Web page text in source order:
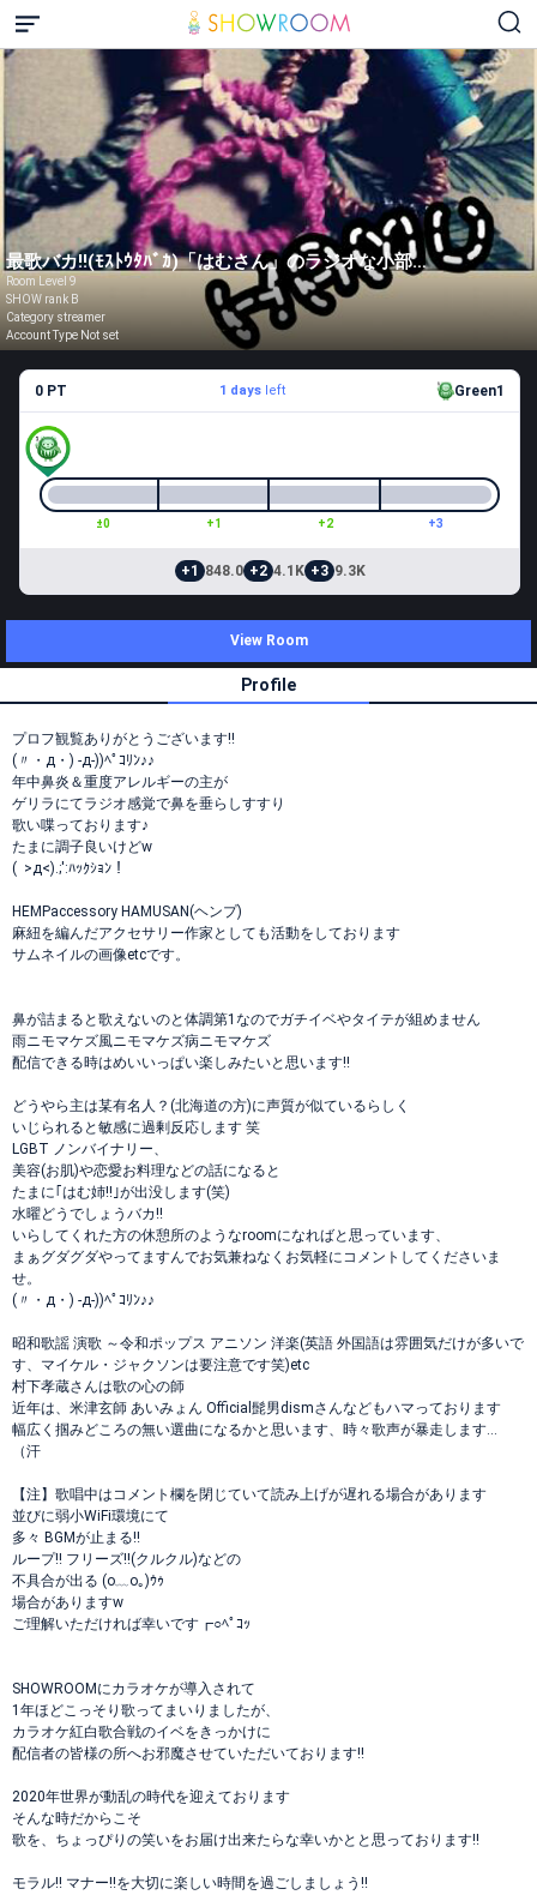
最歌バカ!!(ﾓｽﾄｳﾀﾊﾞｶ)「はむさん」のラジオな小部屋
Room Level 9
SHOW rank B
Category streamer
Account Type Not set
0 PT 1 daysleft Green1
±0 +1 +2 +3
+1 848.0 +2 4.1K +3 9.3K
View Room
Profile
プロフ観覧ありがとうございます!!
(〃・д・) -д-))ﾍﾟｺﾘﾝ♪♪
年中鼻炎＆重度アレルギーの主が
ゲリラにてラジオ感覚で鼻を垂らしすすり
歌い喋っております♪
たまに調子良いけどw
( >д<).;':ﾊｯｸｼｮﾝ！
HEMPaccessory HAMUSAN(ヘンプ)
麻紐を編んだアクセサリー作家としても活動をしております
サムネイルの画像etcです。
鼻が詰まると歌えないのと体調第1なのでガチイベやタイテが組めません
雨ニモマケズ風ニモマケズ病ニモマケズ
配信できる時はめいいっぱい楽しみたいと思います!!
どうやら主は某有名人？(北海道の方)に声質が似ているらしく
いじられると敏感に過剰反応します 笑
LGBT ノンバイナリー、
美容(お肌)や恋愛お料理などの話になると
たまに｢はむ姉!!｣が出没します(笑)
水曜どうでしょうバカ!!
いらしてくれた方の休憩所のようなroomになればと思っています、
まぁグダグダやってますんでお気兼ねなくお気軽にコメントしてくださいま
せ。
(〃・д・) -д-))ﾍﾟｺﾘﾝ♪♪
昭和歌謡 演歌 ～令和ポップス アニソン 洋楽(英語 外国語は雰囲気だけが多いで
す、マイケル・ジャクソンは要注意です笑)etc
村下孝蔵さんは歌の心の師
近年は、米津玄師 あいみょん Official髭男dismさんなどもハマっております
幅広く掴みどころの無い選曲になるかと思います、時々歌声が暴走します…
（汗
【注】歌唱中はコメント欄を閉じていて読み上げが遅れる場合があります
並びに弱小WiFi環境にて
多々 BGMが止まる!!
ループ!! フリーズ!!(クルクル)などの
不具合が出る (o﹏o｡)ｳｩ
場合がありますw
ご理解いただければ幸いです┏○ﾍﾟｺｯ
SHOWROOMにカラオケが導入されて
1年ほどこっそり歌ってまいりましたが、
カラオケ紅白歌合戦のイベをきっかけに
配信者の皆様の所へお邪魔させていただいております!!
2020年世界が動乱の時代を迎えております
そんな時だからこそ
歌を、ちょっぴりの笑いをお届け出来たらな幸いかとと思っております!!
モラル!! マナー!!を大切に楽しい時間を過ごしましょう!!